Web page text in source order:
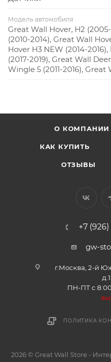
Модель автомобиля
Great Wall Hover, H2
(2010-2014), Great Wall
Hover H3 NEW (2014-
(2017-2019), Great Wall
Wingle 5 (2011-2016), Great
О КОМПАНИИ
КАК КУПИТЬ
ОТЗЫВЫ
+7
gw-
г.Москва, 2-й
ПН-ПТ с 8:00
в
ПОЛИТИКА
2026 © Great Wall Store -